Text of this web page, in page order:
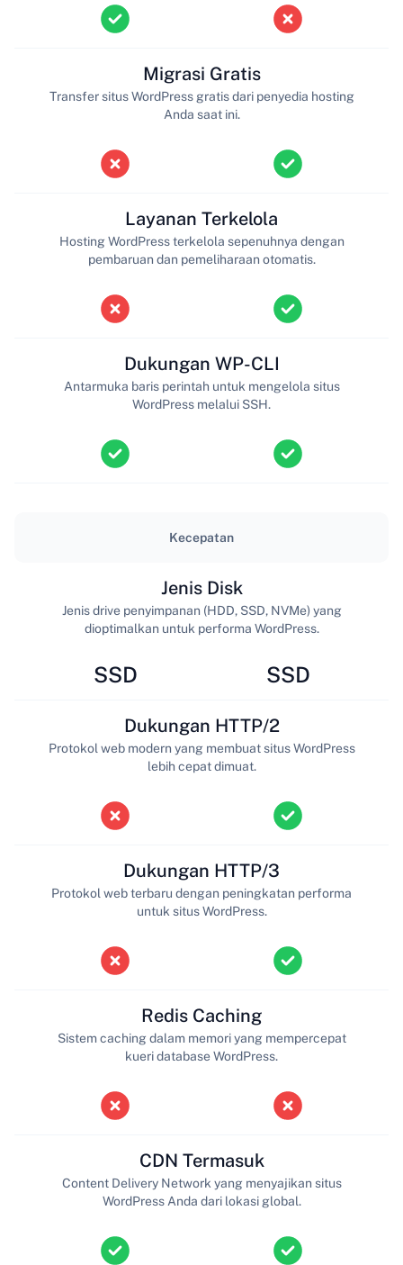
Migrasi Gratis
Transfer situs WordPress gratis dari penyedia hosting
Anda saat ini.
Layanan Terkelola
Hosting WordPress terkelola sepenuhnya dengan
pembaruan dan pemeliharaan otomatis.
Dukungan WP-CLI
Antarmuka baris perintah untuk mengelola situs
WordPress melalui SSH.
Kecepatan
SSD
Jenis Disk
Jenis drive penyimpanan (HDD, SSD, NVMe) yang
dioptimalkan untuk performa WordPress.
SSD
Dukungan HTTP/2
Protokol web modern yang membuat situs WordPress
lebih cepat dimuat.
Dukungan HTTP/3
Protokol web terbaru dengan peningkatan performa
untuk situs WordPress.
Redis Caching
Sistem caching dalam memori yang mempercepat
kueri database WordPress.
CDN Termasuk
Content Delivery Network yang menyajikan situs
WordPress Anda dari lokasi global.